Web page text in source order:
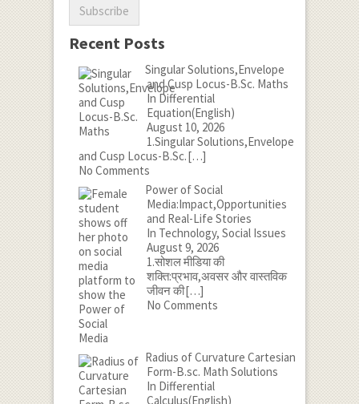
Recent Posts
Singular Solutions,Envelope
and Cusp Locus-B.Sc. Maths
In Differential
Equation(English)
August 10, 2026
1.Singular Solutions,Envelope
and Cusp Locus-B.Sc.[…]
No Comments
Power of Social
Media:Impact,Opportunities
and Real-Life Stories
In Technology, Social Issues
August 9, 2026
1.सोशल मीडिया की
शक्ति:प्रभाव,अवसर और वास्तविक
जीवन की[…]
No Comments
Radius of Curvature Cartesian
Form-B.sc. Math Solutions
In Differential
Calculus(English)